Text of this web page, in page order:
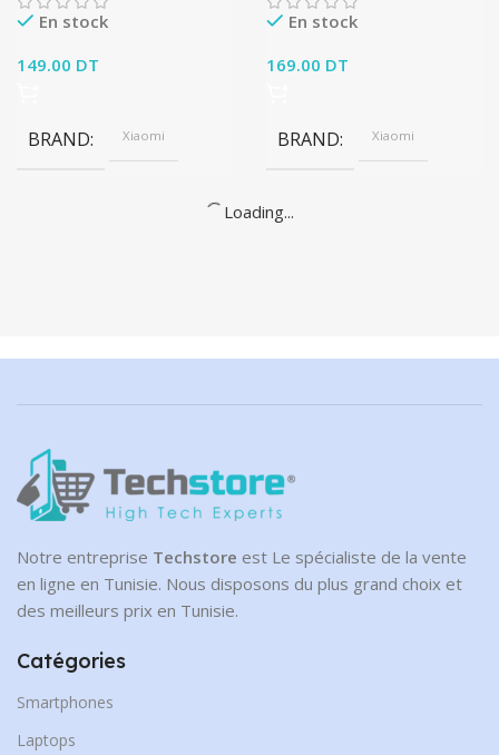
En stock
149.00 DT
BRAND Xiaomi
En stock
169.00 DT
BRAND Xiaomi
ASPIRATEUR BALAI SANS
ROUGE
Électroménager
359.00 DT
BRAND KIWI
FRITEUSE SANS HUILE
Électroménager
299.00DT